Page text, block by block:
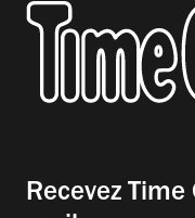
Recevez